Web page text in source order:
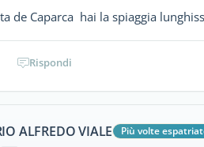
de Caparca hai la spiaggia
Rispondi
ALFREDO VIALE
Più volte